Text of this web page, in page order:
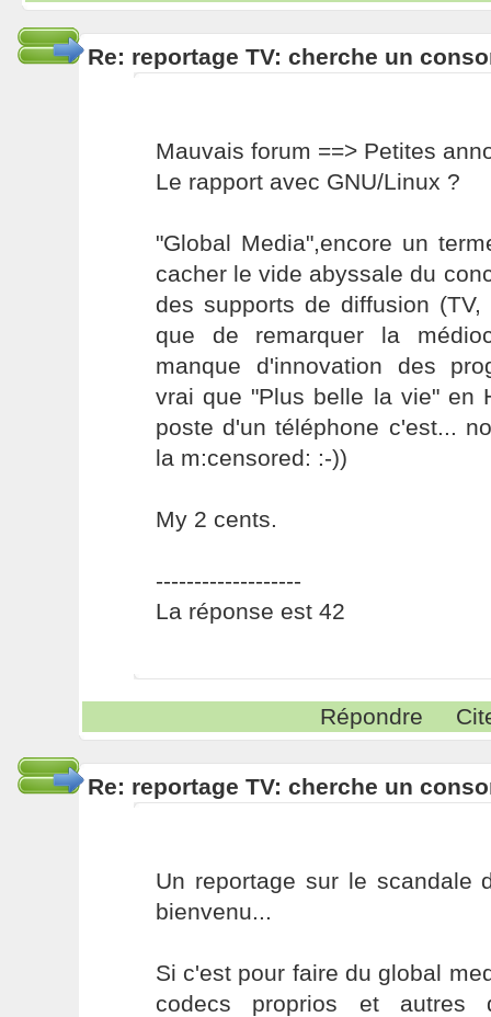
Re: reportage TV: cherche un
Mauvais forum ==> Petites
Le rapport avec GNU/Linux ?
"Global Media",encore un
cacher le vide abyssale du
des supports de diffusion
que de remarquer la
manque d'innovation des
vrai que "Plus belle la vie" en
poste d'un téléphone c'est...
la m:censored: :-))
My 2 cents.
-------------------
La réponse est 42
Répondre
Re: reportage TV: cherche un
Un reportage sur le scandale
bienvenu...
Si c'est pour faire du global
codecs proprios et autres